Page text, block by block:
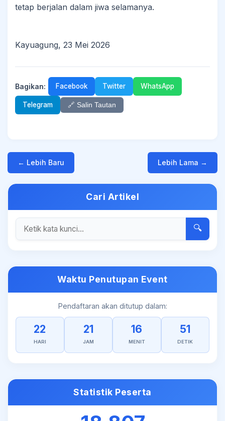
tetap berjalan dalam jiwa selamanya.
Kayuagung, 23 Mei 2026
Bagikan: Facebook Twitter WhatsApp
Telegram 🔗 Salin Tautan
← Lebih Baru Lebih Lama →
Cari Artikel
🔍
Waktu Penutupan Event
Pendaftaran akan ditutup dalam:
22
HARI
21
JAM
16
MENIT
51
DETIK
Statistik Peserta